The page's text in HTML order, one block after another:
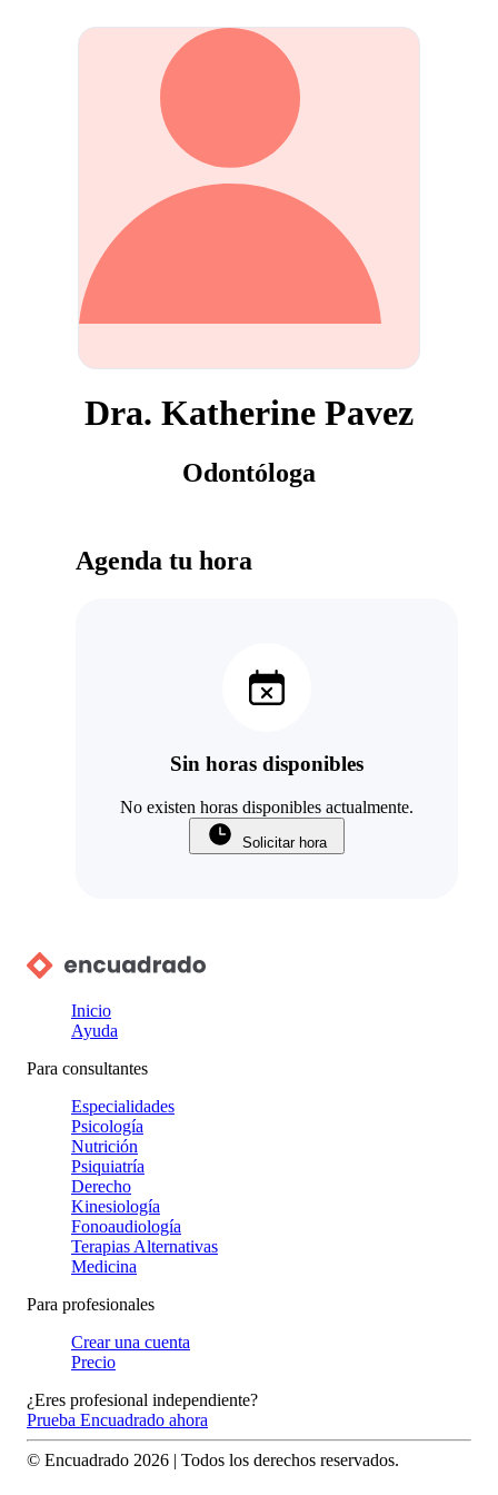
Dra. Katherine Pavez
Odontóloga
Agenda tu hora
Sin horas disponibles
No existen horas disponibles actualmente.
Solicitar hora
Inicio
Ayuda
Para consultantes
Especialidades
Psicología
Nutrición
Psiquiatría
Derecho
Kinesiología
Fonoaudiología
Terapias Alternativas
Medicina
Para profesionales
Crear una cuenta
Precio
¿Eres profesional independiente?
Prueba Encuadrado ahora
© Encuadrado 2026 | Todos los derechos reservados.